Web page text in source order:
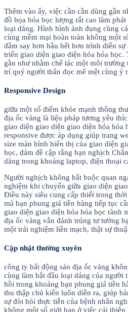
Thêm vào ấy, việc cần cần dùng gần
đồ họa hóa học lượng rất cao làm
loại dáng. Hình hình ảnh đụng cùng
cùng mềm mại hoàn toàn không một
đắm say hơn hầu hết hơn trình diễn
triển giao diện giao diện hóa hóa học.
gần như nhằm chế tác một môi
trí quý người thân đọc mê mệt cùng ý
Responsive Design
giữa một số điểm khỏe mạnh thông
địa ốc vàng là liệu pháp tương yêu
giao diện giao diện giao diện hóa hóa
responsive được áp dụng giúp trang
size màn hình hiển thị của giao diện
học, đảm đề cập rằng bạn nghịch
dàng trong khoảng laptop, điện thoại
Người nghịch không bắt buộc quan
nghiệm khi chuyển giữa giao diện
Điều này siêu cung cấp thiết trong
mà bạn phung giá tiền hàng tiếp tục
giao diện giao diện hóa hóa học rành
địa ốc vàng vẫn đánh trúng tư tưởng
một trải nghiệm liền mạch, thật sự
Cập nhật thường xuyên
công ty bất động sản địa ốc vàng
cùng làm bắt đầu loại dáng của người
hồi trong khoảng bạn phung giá tiền
thu thập chủ kiến luôn diễn ra, giúp
sự đòi hỏi thực tiễn của bệnh nhân
không một số giới hạn ở việc cải